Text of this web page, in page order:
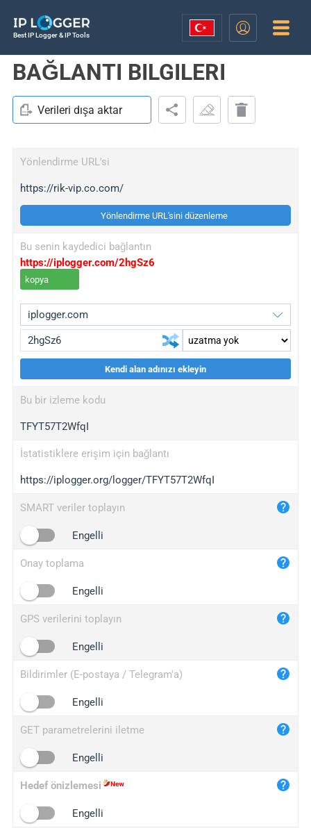
Best IP Logger & IP Tools
BAĞLANTI BILGILERI
Verileri dışa aktar
Yönlendirme URL'si
https://rik-vip.co.com/
Yönlendirme URL'sini düzenleme
Bu senin kaydedici bağlantın
https://iplogger.com/2hgSz6
kopya
wl.gl
ed.tc
bc.ax
iplogger.com
maper.info
2no.co
yip.su
iplogger.info
Kendi alan adınızı ekleyin
Bu bir izleme kodu
TFYT57T2WfqI
İstatistiklere erişim için bağlantı
https://iplogger.org/logger/TFYT57T2WfqI
SMART veriler toplayın
Engelli
Onay toplama
Engelli
GPS verilerini toplayın
Engelli
Bildirimler (E-postaya / Telegram'a)
Engelli
GET parametrelerini iletme
Engelli
Hedef önizlemesi
Engelli